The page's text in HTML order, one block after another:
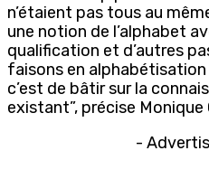
n’étaient pas tous au
une notion de l’alphabet
qualification et d’autres
faisons en
c’est de bâtir sur la
existant”, précise Monique
-